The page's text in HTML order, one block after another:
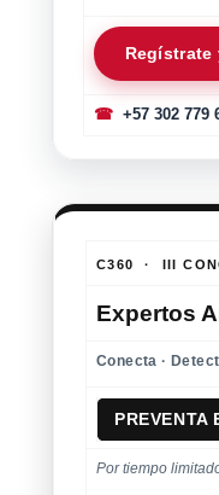
Regístrate
☎+57 302 779
C360 · III
Expertos
Conecta ·
PREVENTA
Por tiempo